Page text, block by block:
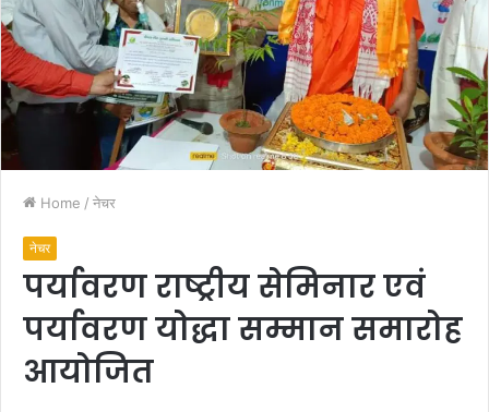
Home / नेचर
नेचर
पर्यावरण राष्ट्रीय सेमिनार एवं
पर्यावरण योद्धा सम्मान समारोह
आयोजित